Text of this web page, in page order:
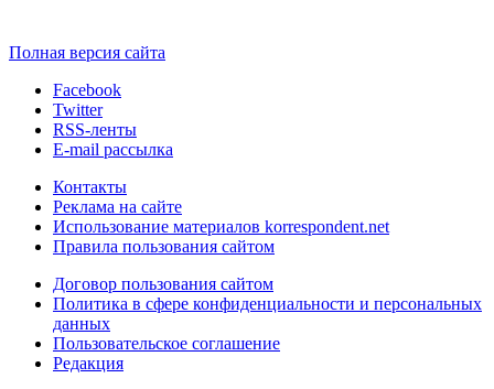
Полная версия сайта
Facebook
Twitter
RSS-ленты
E-mail рассылка
Контакты
Реклама на сайте
Использование материалов korrespondent.net
Правила пользования сайтом
Договор пользования сайтом
Политика в сфере конфиденциальности и персональных
данных
Пользовательское соглашение
Редакция